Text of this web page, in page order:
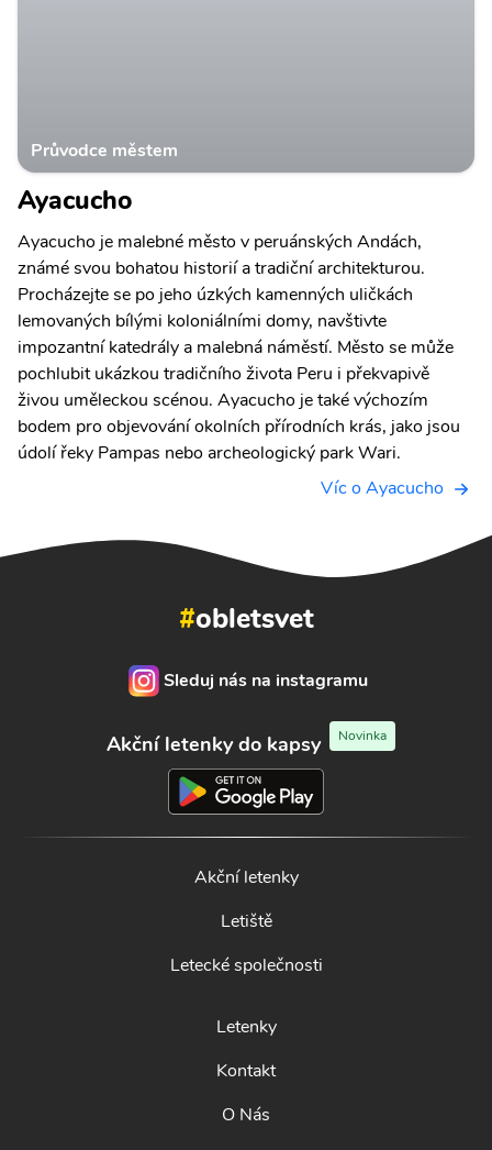
Průvodce městem
Ayacucho
Ayacucho je malebné město v peruánských Andách,
známé svou bohatou historií a tradiční architekturou.
Procházejte se po jeho úzkých kamenných uličkách
lemovaných bílými koloniálními domy, navštivte
impozantní katedrály a malebná náměstí. Město se může
pochlubit ukázkou tradičního života Peru i překvapivě
živou uměleckou scénou. Ayacucho je také výchozím
bodem pro objevování okolních přírodních krás, jako jsou
údolí řeky Pampas nebo archeologický park Wari.
Víc o Ayacucho
#obletsvet
Sleduj nás na instagramu
Akční letenky do kapsy Novinka
Akční letenky
Letiště
Letecké společnosti
Letenky
Kontakt
O Nás